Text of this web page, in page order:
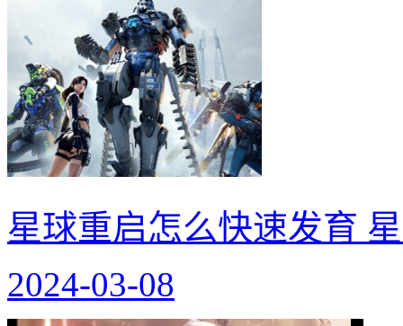
星球重启怎么快速发育
2024-03-08